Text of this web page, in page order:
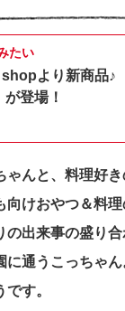
たい
より新商品♪
が登場！
ゃんと、料理好
けおやつ＆料
出来事の盛り合
に通うこっちゃ
す。